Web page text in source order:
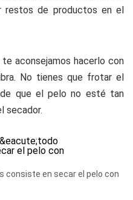
restos de productos en el
te aconsejamos hacerlo con
No tienes que frotar el
que el pelo no esté tan
secador.
consiste en secar el pelo con